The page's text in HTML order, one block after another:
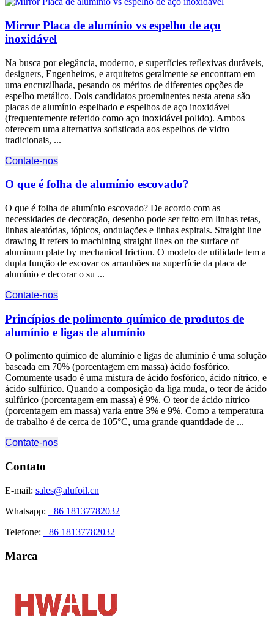
Mirror Placa de alumínio vs espelho de aço
inoxidável
Na busca por elegância, moderno, e superfícies reflexivas duráveis,
designers, Engenheiros, e arquitetos geralmente se encontram em
uma encruzilhada, pesando os méritos de diferentes opções de
espelho metálico. Dois candidatos proeminentes nesta arena são
placas de alumínio espelhado e espelhos de aço inoxidável
(frequentemente referido como aço inoxidável polido). Ambos
oferecem uma alternativa sofisticada aos espelhos de vidro
tradicionais, ...
Contate-nos
O que é folha de alumínio escovado?
O que é folha de alumínio escovado? De acordo com as
necessidades de decoração, desenho pode ser feito em linhas retas,
linhas aleatórias, tópicos, ondulações e linhas espirais. Straight line
drawing It refers to machining straight lines on the surface of
aluminum plate by mechanical friction. O modelo de utilidade tem a
dupla função de escovar os arranhões na superfície da placa de
alumínio e decorar o su ...
Contate-nos
Princípios de polimento químico de produtos de
alumínio e ligas de alumínio
O polimento químico de alumínio e ligas de alumínio é uma solução
baseada em 70% (porcentagem em massa) ácido fosfórico.
Comumente usado é uma mistura de ácido fosfórico, ácido nítrico, e
ácido sulfúrico. Quando a composição da liga muda, o teor de ácido
sulfúrico (porcentagem em massa) é 9%. O teor de ácido nítrico
(porcentagem em massa) varia entre 3% e 9%. Como a temperatura
de trabalho é de cerca de 105°C, uma grande quantidade de ...
Contate-nos
Contato
E-mail: sales@alufoil.cn
Whatsapp: +86 18137782032
Telefone: +86 18137782032
Marca